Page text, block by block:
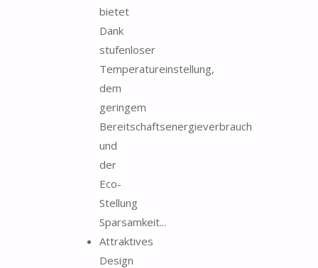
bietet
Dank
stufenloser
Temperatureinstellung,
dem
geringem
Bereitschaftsenergieverbrauch
und
der
Eco-
Stellung
Sparsamkeit...
Attraktives
Design